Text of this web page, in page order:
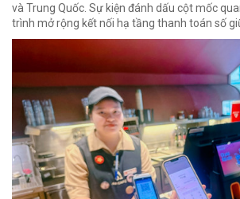
và Trung Quốc. Sự kiện đánh dấu cột mốc
trình mở rộng kết nối hạ tầng thanh toán số